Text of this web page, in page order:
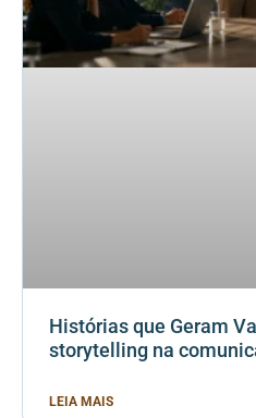
Histórias que Geram
storytelling na
LEIA MAIS